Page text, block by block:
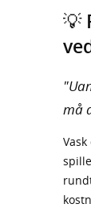
💡
må